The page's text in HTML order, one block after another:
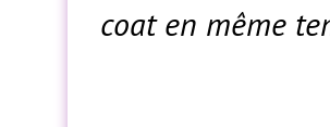
coat en même